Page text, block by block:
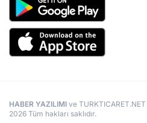
HABER YAZILIMI ve
2026 Tüm hakları saklıdır.